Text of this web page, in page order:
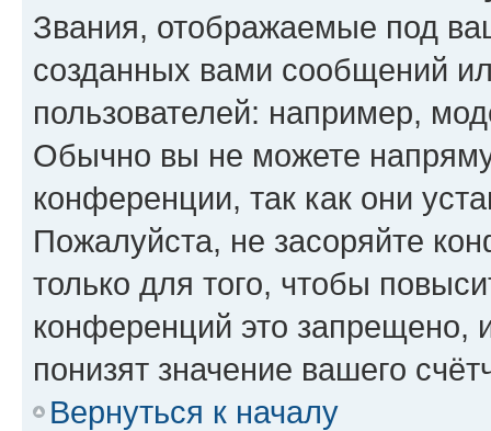
Звания, отображаемые под
созданных вами сообщений
пользователей: например,
Обычно вы не можете
конференции, так как они
Пожалуйста, не засоряйте
только для того, чтобы
конференций это запрещено,
понизят значение вашего
Вернуться к началу